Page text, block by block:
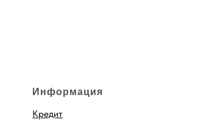
Информация
Кредит